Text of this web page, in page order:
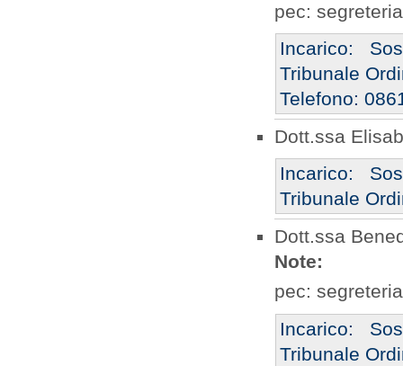
pec:
Incarico:
Tribunale
Telefono:
Dott.ssa
Incarico:
Tribunale
Dott.ssa
Note:
pec:
Incarico:
Tribunale